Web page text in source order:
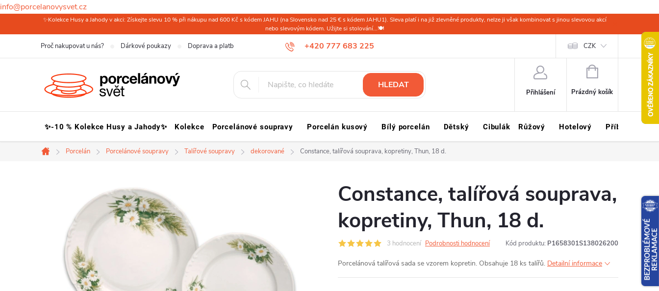
info@porcelanovysvet.cz
na
✨Kolekce Husy a Jahody v akci: Získejte slevu 10 % při nákupu nad 600 Kč s kódem JAHU (na Slovensko nad 25 € s kódem JAHU1). Sleva platí i na již zlevněné produkty, nelze ji však kombinovat s jinou slevovou akcí
nebo slevovým kódem. Užijte si stolování...🍽️
+420 777 683 225
Proč nakupovat u nás? Dárkové poukazy Doprava a platba ČR Doprava a platba Slovensko a svět Ochrana osobních údajů Kariéra
CZK
HLEDAT
Přihlášení
NÁKUPNÍ
Prázdný košík
✨-10 % Kolekce Husy a Jahody✨ Kolekce Porcelánové soupravy Porcelán kusový Bílý porcelán Dětský Cibulák Růžový Hotelový Příbory Sklo
Domů
Porcelán Porcelánové soupravy Talířové soupravy dekorované Constance, talířová souprava, kopretiny, Thun, 18 d.
Constance, talířová souprava,
kopretiny, Thun, 18 d.
3 hodnocení Podrobnosti hodnocení Kód produktu: P1658301S138026200
Porcelánová talířová sada se vzorem kopretin. Obsahuje 18 ks talířů. Detailní informace